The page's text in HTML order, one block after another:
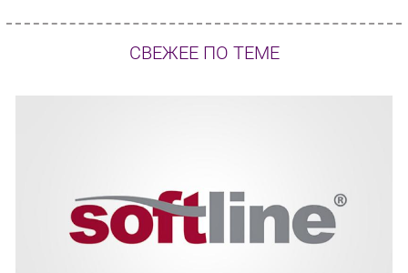
СВЕЖЕЕ ПО ТЕМЕ